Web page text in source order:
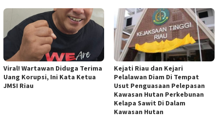
Viral! Wartawan Diduga Terima
Uang Korupsi, Ini Kata Ketua
JMSI Riau
Kejati Riau dan Kejari
Pelalawan Diam Di Tempat
Usut Penguasaan Pelepasan
Kawasan Hutan Perkebunan
Kelapa Sawit Di Dalam
Kawasan Hutan